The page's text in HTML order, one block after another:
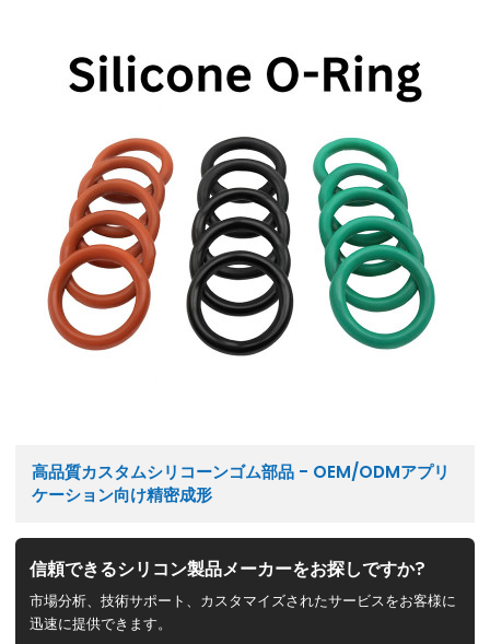
高品質カスタムシリコーンゴム部品 - OEM/ODMアプリ
ケーション向け精密成形
信頼できるシリコン製品メーカーをお探しですか?
市場分析、技術サポート、カスタマイズされたサービスをお客様に
迅速に提供できます。